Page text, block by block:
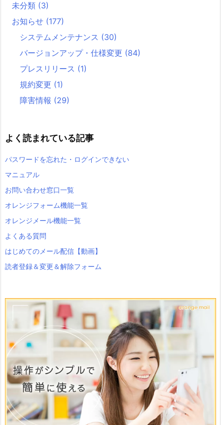
未分類 (3)
お知らせ (177)
システムメンテナンス (30)
バージョンアップ・仕様変更 (84)
プレスリリース (1)
規約変更 (1)
障害情報 (29)
よく読まれている記事
パスワードを忘れた・ログインできない
マニュアル
お問い合わせ窓口一覧
オレンジフォーム機能一覧
オレンジメール機能一覧
よくある質問
はじめてのメール配信【動画】
読者登録＆変更＆解除フォーム